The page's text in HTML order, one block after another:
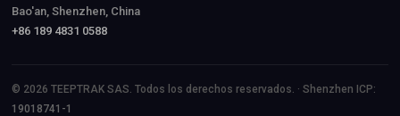
Bao'an, Shenzhen, China
+86 189 4831 0588
© 2026 TEEPTRAK SAS. Todos los derechos reservados. · Shenzhen ICP:
19018741-1